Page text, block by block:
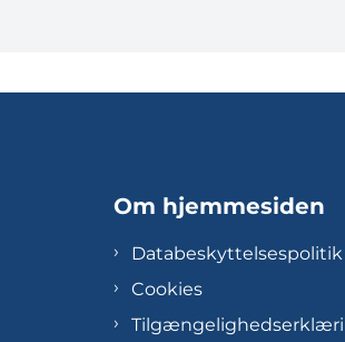
Om hjemmesiden
Databeskyttelsespolitik
Cookies